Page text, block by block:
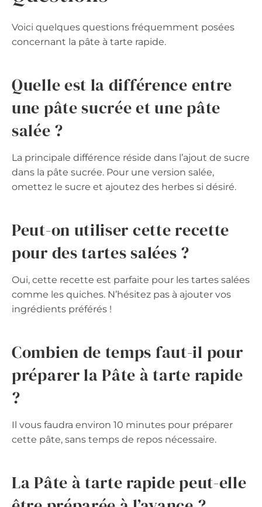
Voici quelques questions fréquemment posées
concernant la pâte à tarte rapide.
Quelle est la différence entre
une pâte sucrée et une pâte
salée ?
La principale différence réside dans l’ajout de sucre
dans la pâte sucrée. Pour une version salée,
omettez le sucre et ajoutez des herbes si désiré.
Peut-on utiliser cette recette
pour des tartes salées ?
Oui, cette recette est parfaite pour les tartes salées
comme les quiches. N’hésitez pas à ajouter vos
ingrédients préférés !
Combien de temps faut-il pour
préparer la Pâte à tarte rapide
?
Il vous faudra environ 10 minutes pour préparer
cette pâte, sans temps de repos nécessaire.
La Pâte à tarte rapide peut-elle